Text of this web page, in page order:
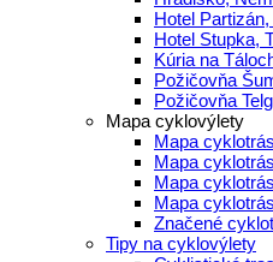
Hotel
Hotel Stupka,
Kúria na
Požičovňa
Požičovňa
Mapa cyklovýlety
Mapa
Mapa
Mapa
Mapa
Značené
Tipy na cyklovýlety